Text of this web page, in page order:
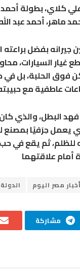
بطولة أحمد
ماهر، أحمد عبد
بفضل
غيار السيارات،
فوق الحلبة، بل
عاطفية مع
البطل، والذي
يعمل حِرَفيًا
ثم يقع في حب
أمام علاقتهما
أخبار مصر اليوم الدولة 24
مشاركة